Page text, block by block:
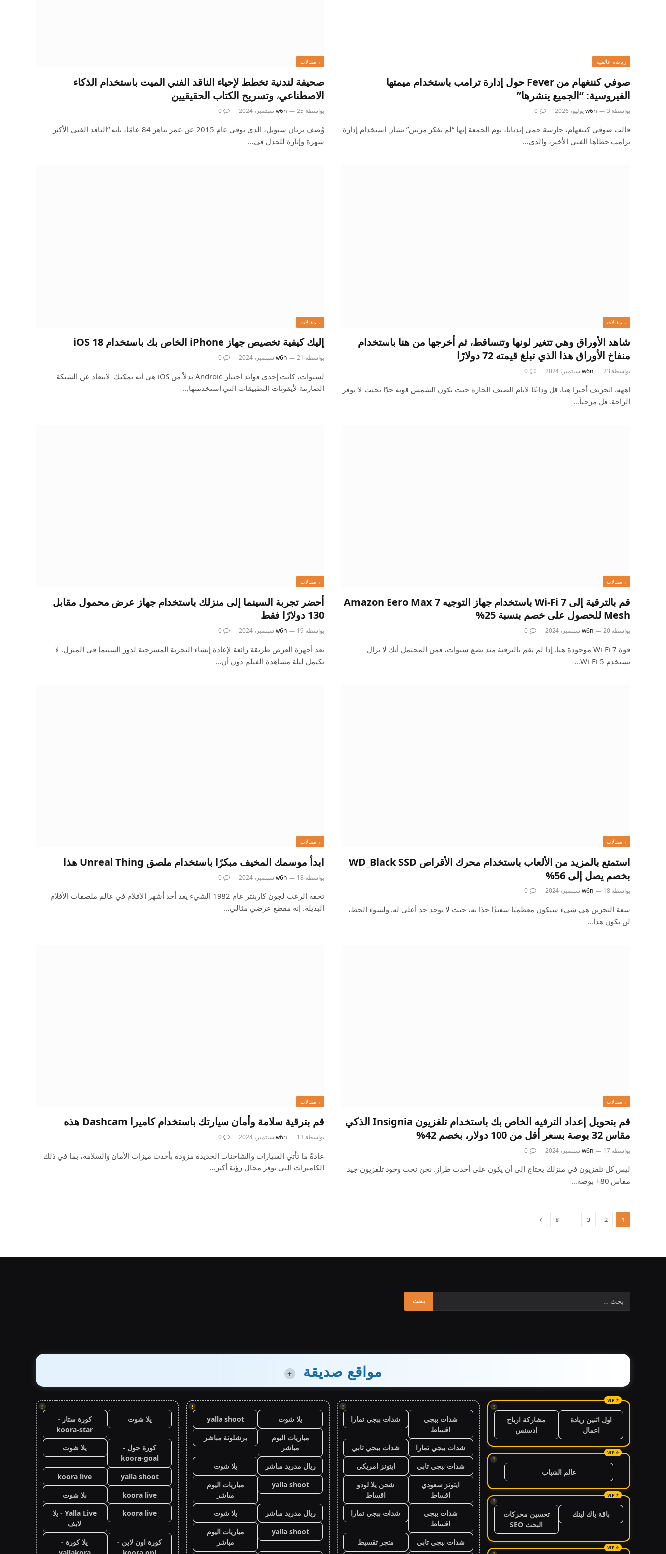
رياضة عالمية
صوفي كننغهام من Fever حول إدارة ترامب باستخدام ميمتها
الفيروسية: “الجميع ينشرها”
بواسطة w6n 3 يوليو، 2026 0
قالت صوفي كننغهام، حارسة حمى إنديانا، يوم الجمعة إنها “لم تفكر مرتين” بشأن استخدام إدارة
ترامب خطأها الفني الأخير، والذي…
، مقالات
صحيفة لندنية تخطط لإحياء الناقد الفني الميت باستخدام الذكاء
الاصطناعي، وتسريح الكتاب الحقيقيين
بواسطة w6n 25 سبتمبر، 2024 0
وُصف بريان سيويل، الذي توفي عام 2015 عن عمر يناهز 84 عامًا، بأنه “الناقد الفني الأكثر
شهرة وإثارة للجدل في…
، مقالات
شاهد الأوراق وهي تتغير لونها وتتساقط، ثم أخرجها من هنا باستخدام
منفاخ الأوراق هذا الذي تبلغ قيمته 72 دولارًا
بواسطة w6n 23 سبتمبر، 2024 0
اههه. الخريف أخيرا هنا. قل وداعًا لأيام الصيف الحارة حيث تكون الشمس قوية جدًا بحيث لا توفر
الراحة. قل مرحباً…
، مقالات
إليك كيفية تخصيص جهاز iPhone الخاص بك باستخدام iOS 18
بواسطة w6n 21 سبتمبر، 2024 0
لسنوات، كانت إحدى فوائد اختيار Android بدلاً من iOS هي أنه يمكنك الابتعاد عن الشبكة
الصارمة لأيقونات التطبيقات التي استخدمتها…
، مقالات
قم بالترقية إلى Wi-Fi 7 باستخدام جهاز التوجيه Amazon Eero Max 7
Mesh للحصول على خصم بنسبة 25%
بواسطة w6n 20 سبتمبر، 2024 0
قوة Wi-Fi 7 موجودة هنا. إذا لم تقم بالترقية منذ بضع سنوات، فمن المحتمل أنك لا تزال
تستخدم Wi-Fi 5…
، مقالات
أحضر تجربة السينما إلى منزلك باستخدام جهاز عرض محمول مقابل
130 دولارًا فقط
بواسطة w6n 19 سبتمبر، 2024 0
تعد أجهزة العرض طريقة رائعة لإعادة إنشاء التجربة المسرحية لدور السينما في المنزل. لا
تكتمل ليلة مشاهدة الفيلم دون أن…
، مقالات
استمتع بالمزيد من الألعاب باستخدام محرك الأقراص WD_Black SSD
بخصم يصل إلى 56%
بواسطة w6n 18 سبتمبر، 2024 0
سعة التخزين هي شيء سيكون معظمنا سعيدًا جدًا به، حيث لا يوجد حد أعلى له. ولسوء الحظ،
لن يكون هذا…
، مقالات
ابدأ موسمك المخيف مبكرًا باستخدام ملصق Unreal Thing هذا
بواسطة w6n 18 سبتمبر، 2024 0
تحفة الرعب لجون كاربنتر عام 1982 الشيء يعد أحد أشهر الأفلام في عالم ملصقات الأفلام
البديلة. إنه مقطع عرضي مثالي…
، مقالات
قم بتحويل إعداد الترفيه الخاص بك باستخدام تلفزيون Insignia الذكي
مقاس 32 بوصة بسعر أقل من 100 دولار، بخصم 42%
بواسطة w6n 17 سبتمبر، 2024 0
ليس كل تلفزيون في منزلك يحتاج إلى أن يكون على أحدث طراز. نحن نحب وجود تلفزيون جيد
مقاس 80+ بوصة…
، مقالات
قم بترقية سلامة وأمان سيارتك باستخدام كاميرا Dashcam هذه
بواسطة w6n 13 سبتمبر، 2024 0
عادةً ما تأتي السيارات والشاحنات الجديدة مزودة بأحدث ميزات الأمان والسلامة، بما في ذلك
الكاميرات التي توفر مجال رؤية أكبر…
1
2
3
…
8 التالي
مواقع صديقة +
!
اول اثنين ريادة
اعمال
مشاركة ارباح
ادسنس
!
عالم الشباب
!
باقة باك لينك
تحسين محركات
البحث SEO
!
شدات ببجي
اقساط
شدات ببجي تمارا
شدات ببجي تمارا
شدات ببجي تابي
شدات ببجي تابي
ايتونز امريكي
ايتونز سعودي
اقساط
شحن يلا لودو
اقساط
شدات ببجي
اقساط
شدات ببجي تمارا
شدات ببجي تابي متجر تقسيط
!
يلا شوت
yalla shoot
مباريات اليوم
مباشر
برشلونة مباشر
ريال مدريد مباشر
يلا شوت
yalla shoot
مباريات اليوم
مباشر
ريال مدريد مباشر
يلا شوت
yalla shoot
مباريات اليوم
مباشر
!
يلا شوت
كورة ستار -
koora-star
كورة جول -
koora-goal
يلا شوت
yalla shoot
koora live
koora live
يلا شوت
koora live
Yalla Live - يلا
لايف
كورة اون لاين -
يلا كورة -